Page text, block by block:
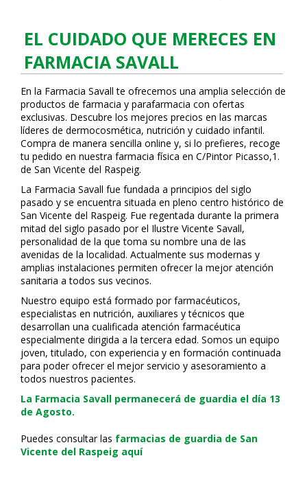
EL CUIDADO QUE MERECES EN
FARMACIA SAVALL
En la Farmacia Savall te ofrecemos una amplia selección de
productos de farmacia y parafarmacia con ofertas
exclusivas. Descubre los mejores precios en las marcas
líderes de dermocosmética, nutrición y cuidado infantil.
Compra de manera sencilla online y, si lo prefieres, recoge
tu pedido en nuestra farmacia física en C/Pintor Picasso,1.
de San Vicente del Raspeig.
La Farmacia Savall fue fundada a principios del siglo
pasado y se encuentra situada en pleno centro histórico de
San Vicente del Raspeig. Fue regentada durante la primera
mitad del siglo pasado por el Ilustre Vicente Savall,
personalidad de la que toma su nombre una de las
avenidas de la localidad. Actualmente sus modernas y
amplias instalaciones permiten ofrecer la mejor atención
sanitaria a todos sus vecinos.
Nuestro equipo está formado por farmacéuticos,
especialistas en nutrición, auxiliares y técnicos que
desarrollan una cualificada atención farmacéutica
especialmente dirigida a la tercera edad. Somos un equipo
joven, titulado, con experiencia y en formación continuada
para poder ofrecer el mejor servicio y asesoramiento a
todos nuestros pacientes.
La Farmacia Savall permanecerá de guardia el día 13
de Agosto.
Puedes consultar las farmacias de guardia de San
Vicente del Raspeig aquí